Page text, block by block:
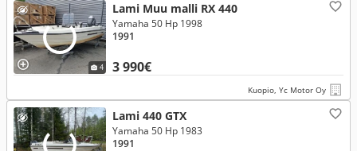
4
Lami Muu malli RX 440
3 990€
Yamaha 50 Hp 1998
1991
Kuopio, Yc Motor Oy
Lami 440 GTX
Yamaha 50 Hp 1983
1991